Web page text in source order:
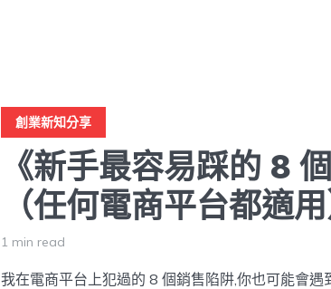
創業新知分享
《新手最容易踩的 8
（任何電商平台都適用
1 min read
我在電商平台上犯過的 8 個銷售陷阱,你也可能會遇